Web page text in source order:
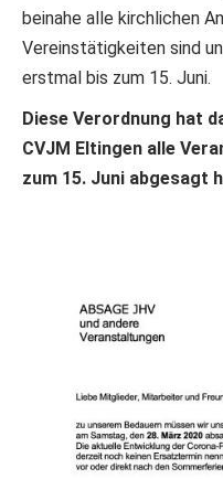
beinahe alle kirchlichen
Vereinstätigkeiten sind
erstmal bis zum 15. Juni.
Diese Verordnung hat
CVJM Eltingen alle
zum 15. Juni abgesagt